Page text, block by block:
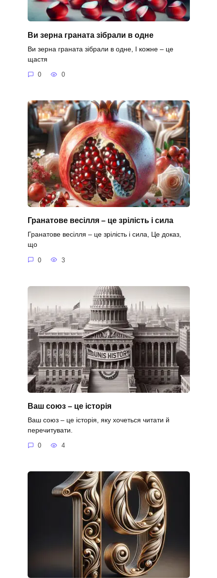
Ви зерна граната зібрали в одне
Ви зерна граната зібрали в одне, І кожне – це
щастя
0 0
Гранатове весілля – це зрілість і сила
Гранатове весілля – це зрілість і сила, Це доказ,
що
0 3
Ваш союз – це історія
Ваш союз – це історія, яку хочеться читати й
перечитувати.
0 4